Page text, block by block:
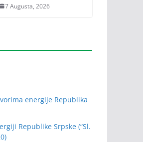
7 Augusta, 2026
energije Republika
Republike Srpske (“Sl.